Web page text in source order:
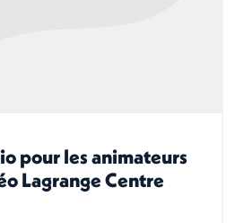
pour les animateurs
Lagrange Centre